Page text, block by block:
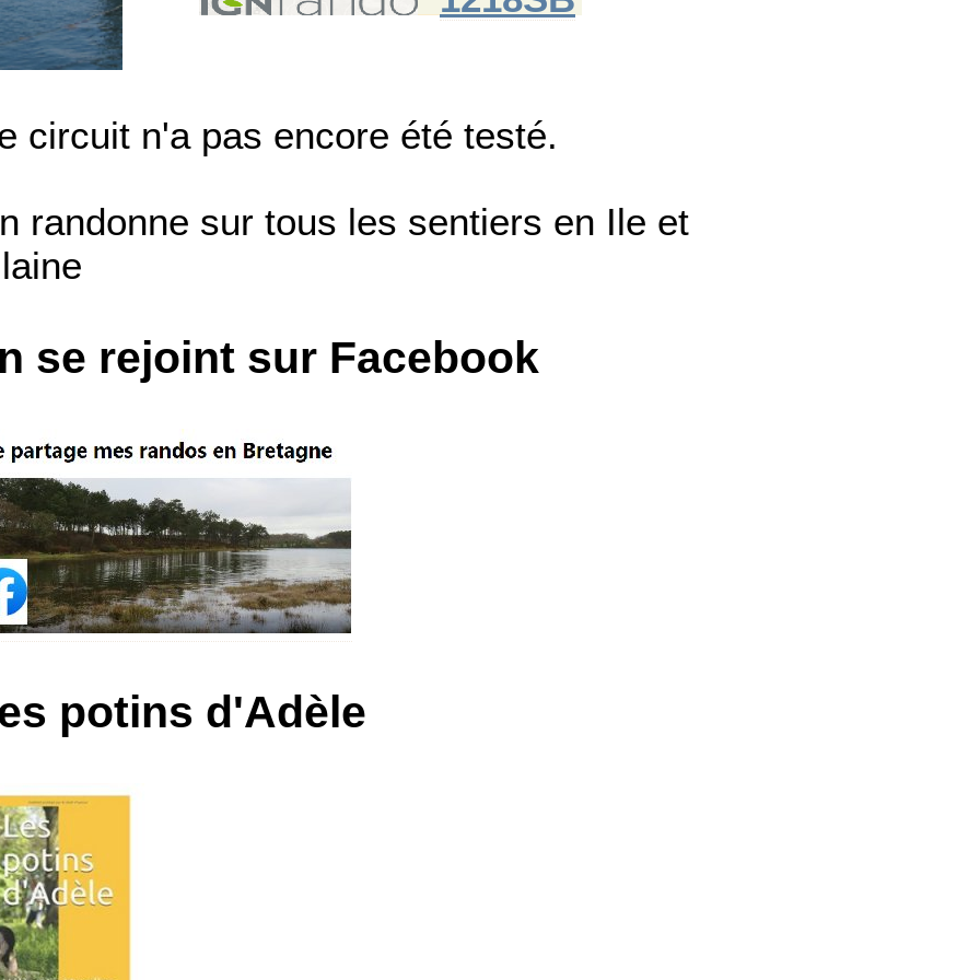
circuit n'a pas encore été testé.
randonne sur tous les sentiers en Ile et
se rejoint sur Facebook
potins d'Adèle